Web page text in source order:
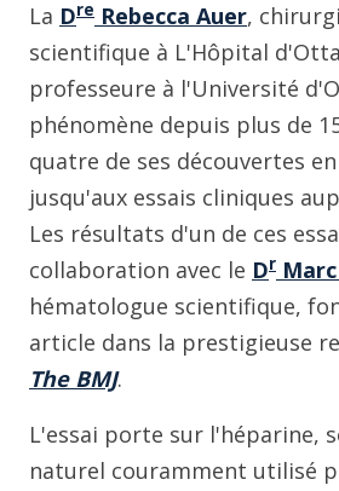
La Dre Rebecca Auer,
scientifique à L'Hôpital
professeure à l'Université
phénomène depuis plus de
quatre de ses découvertes
jusqu'aux essais cliniques
Les résultats d'un de ces
collaboration avec le Dr
hématologue scientifique,
article dans la prestigieuse
The BMJ.
L'essai porte sur l'héparine,
naturel couramment utilisé